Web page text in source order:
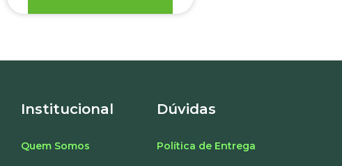
Institucional
Quem Somos
Dúvidas
Política de Entrega